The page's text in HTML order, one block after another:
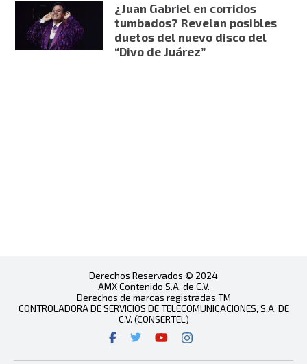
¿Juan Gabriel en corridos
tumbados? Revelan posibles
duetos del nuevo disco del
“Divo de Juárez”
Derechos Reservados © 2024
AMX Contenido S.A. de C.V.
Derechos de marcas registradas TM
CONTROLADORA DE SERVICIOS DE TELECOMUNICACIONES, S.A. DE
C.V. (CONSERTEL)